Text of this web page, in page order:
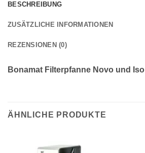
BESCHREIBUNG
ZUSÄTZLICHE INFORMATIONEN
REZENSIONEN (0)
Bonamat Filterpfanne Novo und Iso
ÄHNLICHE PRODUKTE